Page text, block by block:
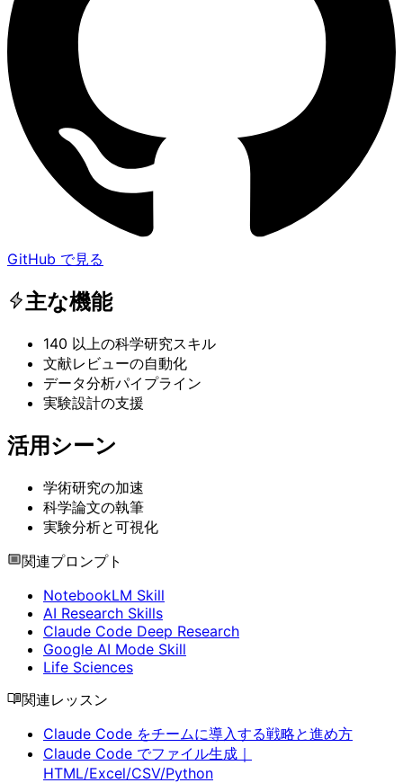
GitHub で見る
主な機能
140 以上の科学研究スキル
文献レビューの自動化
データ分析パイプライン
実験設計の支援
活用シーン
学術研究の加速
科学論文の執筆
実験分析と可視化
関連プロンプト
NotebookLM Skill
AI Research Skills
Claude Code Deep Research
Google AI Mode Skill
Life Sciences
関連レッスン
Claude Code をチームに導入する戦略と進め方
Claude Code でファイル生成｜
HTML/Excel/CSV/Python